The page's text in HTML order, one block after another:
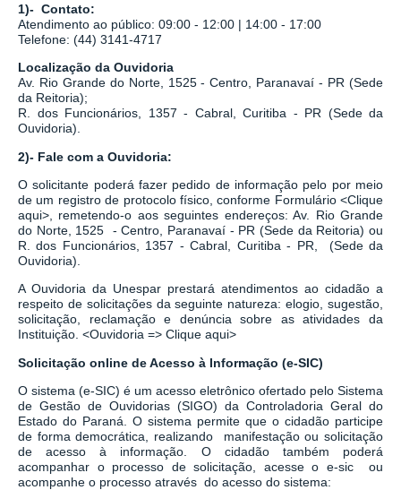
1)- Contato:
Atendimento ao público: 09:00 - 12:00 | 14:00 - 17:00
Telefone: (44) 3141-4717
Localização da Ouvidoria
Av. Rio Grande do Norte, 1525 - Centro, Paranavaí - PR (Sede
da Reitoria);
R. dos Funcionários, 1357 - Cabral, Curitiba - PR (Sede da
Ouvidoria).
2)- Fale com a Ouvidoria:
O solicitante poderá fazer pedido de informação pelo por meio
de um registro de protocolo físico, conforme Formulário <Clique
aqui> , remetendo-o aos seguintes endereços: Av. Rio Grande
do Norte, 1525 - Centro, Paranavaí - PR (Sede da Reitoria) ou
R. dos Funcionários, 1357 - Cabral, Curitiba - PR,
(Sede da
Ouvidoria).
A Ouvidoria da Unespar prestará atendimentos ao cidadão a
respeito de solicitações da seguinte natureza: elogio, sugestão,
solicitação, reclamação e denúncia sobre as atividades da
Instituição. <Ouvidoria => Clique aqui>
Solicitação online de Acesso à Informação (e-SIC)
O sistema (e-SIC) é um acesso eletrônico ofertado pelo Sistema
de Gestão de Ouvidorias (SIGO) da Controladoria Geral do
Estado do Paraná. O sistema permite que o cidadão participe
de forma democrática, realizando manifestação ou solicitação
de acesso à informação. O cidadão também poderá
acompanhar o processo de solicitação, acesse o e-sic ou
acompanhe o processo através do acesso do sistema: